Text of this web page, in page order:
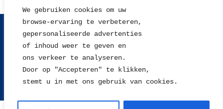
We gebruiken cookies om uw
browse-ervaring te verbeteren,
gepersonaliseerde advertenties
of inhoud weer te geven en
ons verkeer te analyseren.
Door op "Accepteren" te klikken,
stemt u in met ons gebruik van cookies.
Contact
Tips en Nieuws
Herroepingsrecht
Retour sturen
Algemene voorwaarden
Disclaimer
2004 - 2026 © WillieJan®